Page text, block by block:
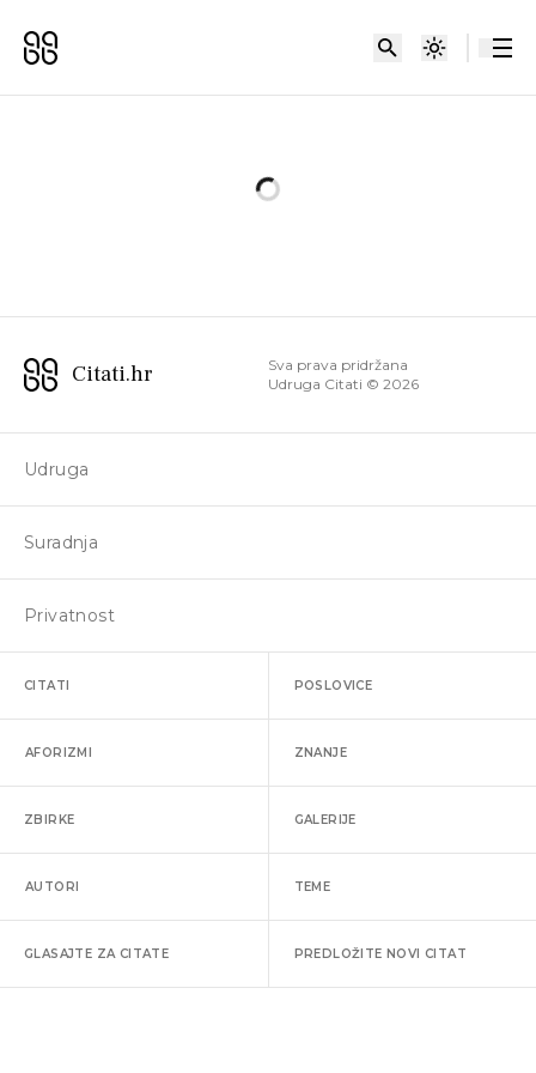
Citati.hr
Sva prava pridržana
Udruga Citati © 2026
Udruga
Suradnja
Privatnost
CITATI POSLOVICE
AFORIZMI ZNANJE
ZBIRKE GALERIJE
AUTORI TEME
GLASAJTE ZA CITATE PREDLOŽITE NOVI CITAT